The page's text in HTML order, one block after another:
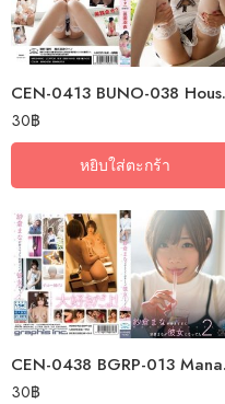
CEN-
30฿
หยิบใส่ตะกร้า
CEN-
30฿